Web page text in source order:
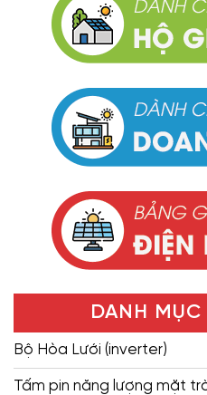
DANH
Bộ Hòa Lưới (inverter)
Tấm pin năng lượng mặt